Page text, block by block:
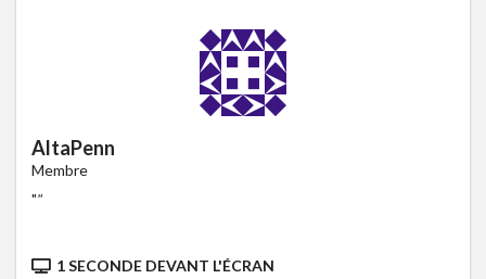
AltaPenn
Membre
""
1 SECONDE DEVANT L'ÉCRAN